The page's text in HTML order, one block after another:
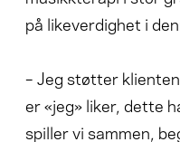
på likeverdighet i
– Jeg støtter
er «jeg» liker, dette
spiller vi sammen,